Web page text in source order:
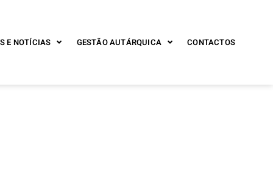
E NOTÍCIAS GESTÃO AUTÁRQUICA CONTACTOS